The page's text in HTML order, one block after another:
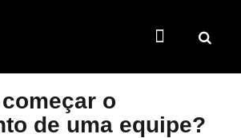
o
de uma equipe?